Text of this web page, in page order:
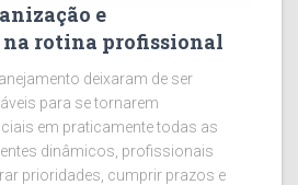
e
rotina profissional
deixaram de ser
para se tornarem
em praticamente todas as
dinâmicos, profissionais
prioridades, cumprir prazos e